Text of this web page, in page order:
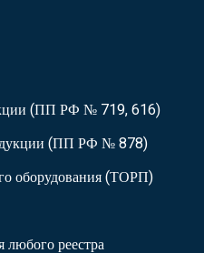
(ПП РФ № 719, 616)
(ПП РФ № 878)
оборудования (ТОРП)
реестра